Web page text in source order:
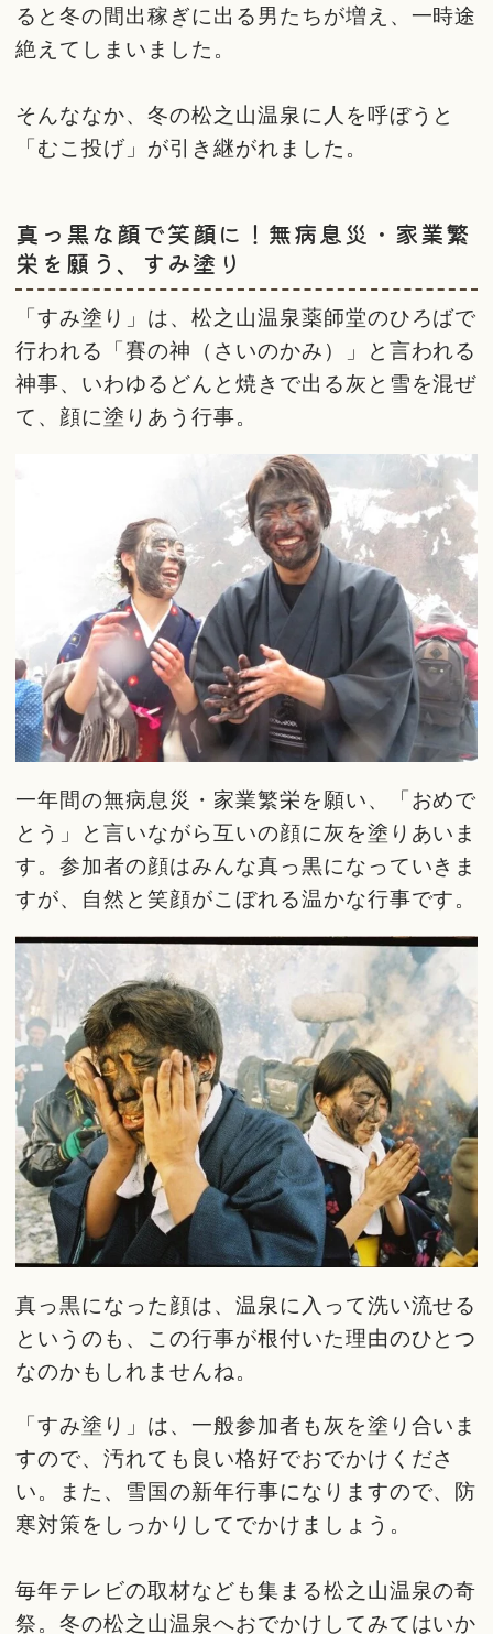
ると冬の間出稼ぎに出る男たちが増え、一時途
絶えてしまいました。
そんななか、冬の松之山温泉に人を呼ぼうと
「むこ投げ」が引き継がれました。
真っ黒な顔で笑顔に！無病息災・家業繁
栄を願う、すみ塗り
「すみ塗り」は、松之山温泉薬師堂のひろばで
行われる「賽の神（さいのかみ）」と言われる
神事、いわゆるどんと焼きで出る灰と雪を混ぜ
て、顔に塗りあう行事。
一年間の無病息災・家業繁栄を願い、「おめで
とう」と言いながら互いの顔に灰を塗りあいま
す。参加者の顔はみんな真っ黒になっていきま
すが、自然と笑顔がこぼれる温かな行事です。
真っ黒になった顔は、温泉に入って洗い流せる
というのも、この行事が根付いた理由のひとつ
なのかもしれませんね。
「すみ塗り」は、一般参加者も灰を塗り合いま
すので、汚れても良い格好でおでかけくださ
い。また、雪国の新年行事になりますので、防
寒対策をしっかりしてでかけましょう。
毎年テレビの取材なども集まる松之山温泉の奇
祭。冬の松之山温泉へおでかけしてみてはいか